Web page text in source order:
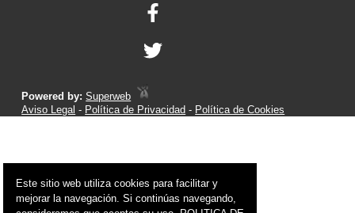
Powered by:Superweb
Aviso Legal - Política de Privacidad - Política de Cookies
Este sitio web utiliza cookies para facilitar y
mejorar la navegación. Si continúas navegando,